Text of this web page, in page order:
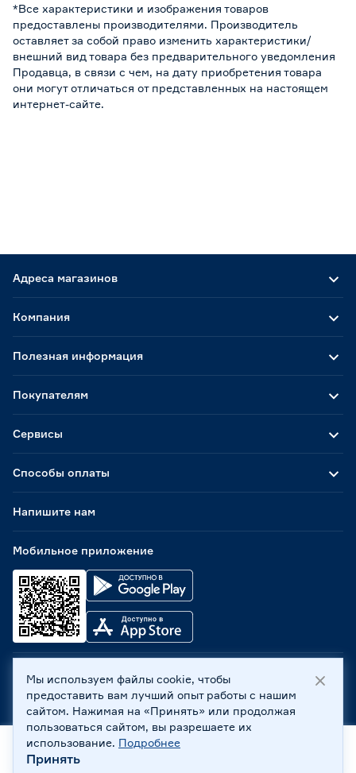
*Все характеристики и изображения товаров
предоставлены производителями. Производитель
оставляет за собой право изменить характеристики/
внешний вид товара без предварительного уведомления
Продавца, в связи с чем, на дату приобретения товара
они могут отличаться от представленных на настоящем
интернет-сайте.
Адреса магазинов
Способы оплаты
Мобильное приложение
Компания
Полезная информация
Покупателям
Сервисы
Напишите нам
ООО «Бауцентр Рус» 2004 -2026, 236029, г. Калининград,
ул. А.Невского, 205. ИНН 7702596813, КПП 390601001 ©
Все права защищены
Политика обработки персональных данных
Правовая информация
Охрана труда
Главная
Мы используем файлы cookie, чтобы
предоставить вам лучший опыт работы с нашим
сайтом. Нажимая на «Принять» или продолжая
пользоваться сайтом, вы разрешаете их
использование. Подробнее
Принять